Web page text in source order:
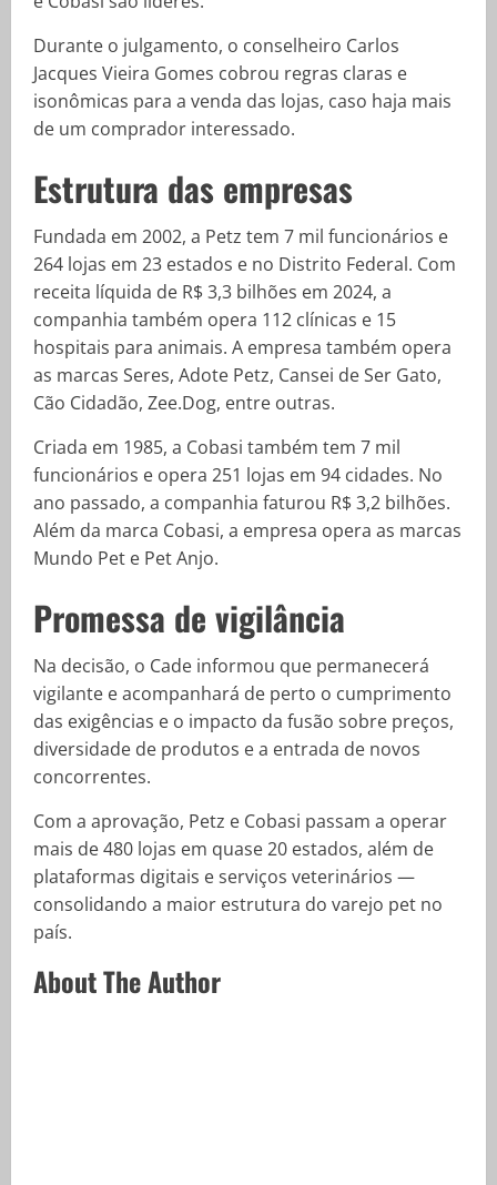
Durante o julgamento, o conselheiro Carlos
Jacques Vieira Gomes cobrou regras claras e
isonômicas para a venda das lojas, caso haja mais
de um comprador interessado.
Estrutura das empresas
Fundada em 2002, a Petz tem 7 mil funcionários e
264 lojas em 23 estados e no Distrito Federal. Com
receita líquida de R$ 3,3 bilhões em 2024, a
companhia também opera 112 clínicas e 15
hospitais para animais. A empresa também opera
as marcas Seres, Adote Petz, Cansei de Ser Gato,
Cão Cidadão, Zee.Dog, entre outras.
Criada em 1985, a Cobasi também tem 7 mil
funcionários e opera 251 lojas em 94 cidades. No
ano passado, a companhia faturou R$ 3,2 bilhões.
Além da marca Cobasi, a empresa opera as marcas
Mundo Pet e Pet Anjo.
Promessa de vigilância
Na decisão, o Cade informou que permanecerá
vigilante e acompanhará de perto o cumprimento
das exigências e o impacto da fusão sobre preços,
diversidade de produtos e a entrada de novos
concorrentes.
Com a aprovação, Petz e Cobasi passam a operar
mais de 480 lojas em quase 20 estados, além de
plataformas digitais e serviços veterinários —
consolidando a maior estrutura do varejo pet no
país.
About The Author